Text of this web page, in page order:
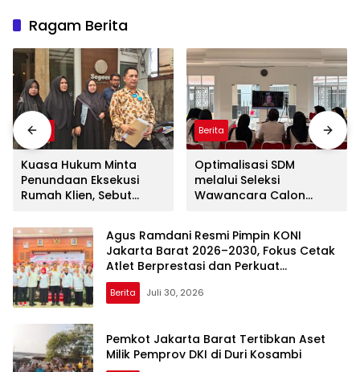
Ragam Berita
Berita
Kuasa Hukum Minta
Penundaan Eksekusi
Rumah Klien, Sebut
Perkara Hukum yang
Berjalan
Berita
Optimalisasi SDM
melalui Seleksi
Wawancara Calon
Tahun 2026
Agus Ramdani Resmi Pimpin KONI
Jakarta Barat 2026–2030, Fokus Cetak
Atlet Berprestasi dan Perkuat
Pembinaan
Berita Juli 30, 2026
Pemkot Jakarta Barat Tertibkan Aset
Milik Pemprov DKI di Duri Kosambi